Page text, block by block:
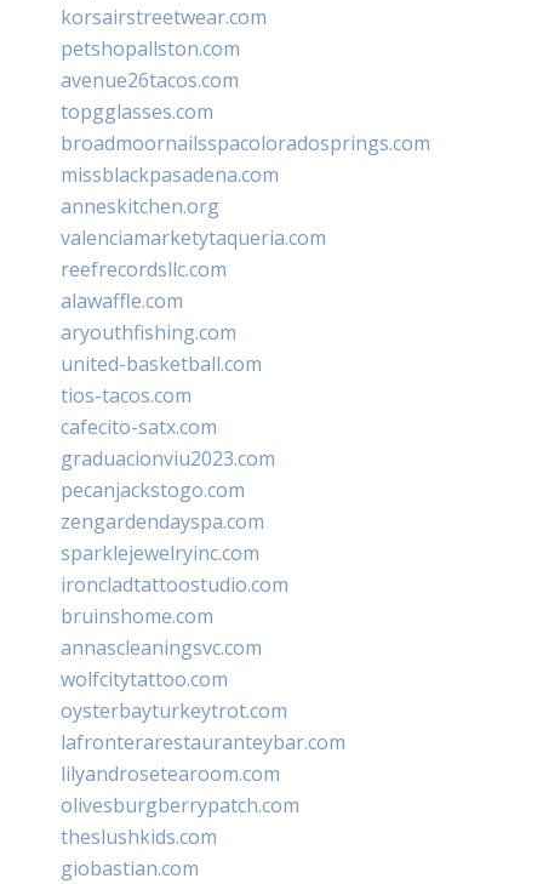
korsairstreetwear.com
petshopallston.com
avenue26tacos.com
topgglasses.com
broadmoornailsspacoloradosprings.com
missblackpasadena.com
anneskitchen.org
valenciamarketytaqueria.com
reefrecordsllc.com
alawaffle.com
aryouthfishing.com
united-basketball.com
tios-tacos.com
cafecito-satx.com
graduacionviu2023.com
pecanjackstogo.com
zengardendayspa.com
sparklejewelryinc.com
ironcladtattoostudio.com
bruinshome.com
annascleaningsvc.com
wolfcitytattoo.com
oysterbayturkeytrot.com
lafronterarestauranteybar.com
lilyandrosetearoom.com
olivesburgberrypatch.com
theslushkids.com
giobastian.com